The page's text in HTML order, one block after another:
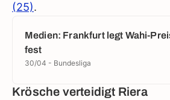
(25).
Medien: Frankfurt legt Wahi-
fest
30/04 - Bundesliga
Krösche verteidigt Riera